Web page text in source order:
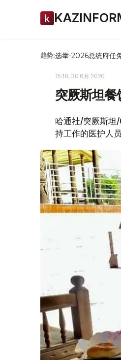
趋势:选举-2026总统府任
15:18, 30 6月 2020
突厥斯坦
哈通社/突厥斯坦
持工作的医护人